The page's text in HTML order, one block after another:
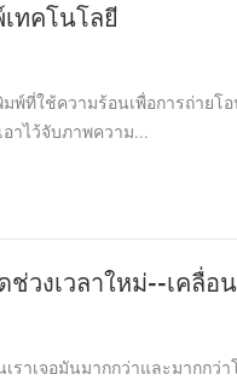
ทคโนโลยี
พ์ที่ใช้ความร้อนเพื่อการถ่าย
าไว้จับภาพความ...
วงเวลาใหม่--เคลื่
าเจอมันมากกว่าและมากกว่